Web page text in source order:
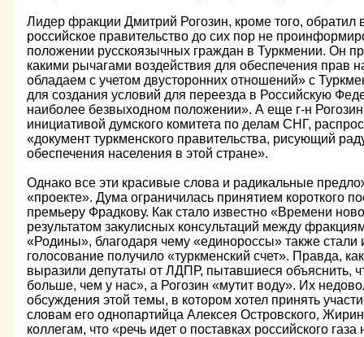
Лидер фракции Дмитрий Рогозин, кроме того, обратил
российское правительство до сих пор не
положении русскоязычных граждан в Туркмении. Он
какими рычагами воздействия для обеспечения прав
обладаем с учетом двусторонних отношений» с
для создания условий для переезда в Российскую
наиболее безвыходном положении». А еще г-н
инициативой думского комитета по делам СНГ,
«документ туркменского правительства, рисующий
обеспечения населения в этой стране».
Однако все эти красивые слова и радикальные
«проекте». Дума ограничилась принятием короткого
премьеру Фрадкову. Как стало известно «Времени
результатом закулисных консультаций между
«Родины», благодаря чему «единороссы» также стали
голосование получило «туркменский счет». Правда,
выразили депутаты от ЛДПР, пытавшиеся объяснить,
больше, чем у нас», а Рогозин «мутит воду». Их
обсуждения этой темы, в котором хотел принять
словам его однопартийца Алексея Островского,
коллегам, что «речь идет о поставках российского газа